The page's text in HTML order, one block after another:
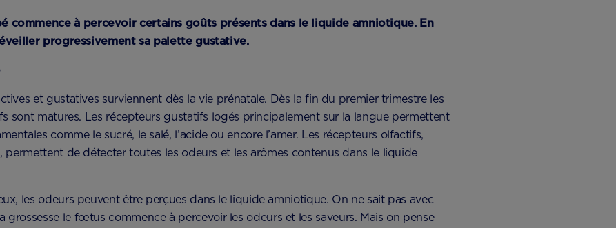
commence à percevoir certains goûts présents dans le liquide amniotique. En
progressivement sa palette gustative.
et gustatives surviennent dès la vie prénatale. Dès la fin du premier trimestre les
sont matures. Les récepteurs gustatifs logés principalement sur la langue permettent
comme le sucré, le salé, l’acide ou encore l’amer. Les récepteurs olfactifs,
permettent de détecter toutes les odeurs et les arômes contenus dans le liquide
les odeurs peuvent être perçues dans le liquide amniotique. On ne sait pas avec
grossesse le fœtus commence à percevoir les odeurs et les saveurs. Mais on pense